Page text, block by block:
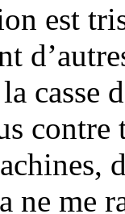
est
casse
contre
ne me